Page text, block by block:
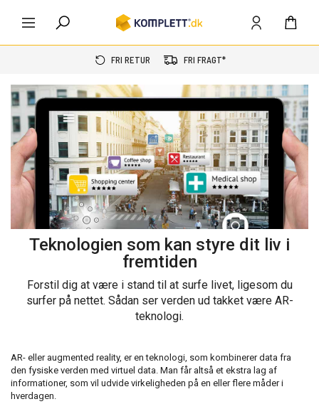
FRI RETUR FRI FRAGT*
Teknologien som kan styre dit liv i
fremtiden
Forstil dig at være i stand til at surfe livet, ligesom du
surfer på nettet. Sådan ser verden ud takket være AR-
teknologi.
AR- eller augmented reality, er en teknologi, som kombinerer data fra
den fysiske verden med virtuel data. Man får altså et ekstra lag af
informationer, som vil udvide virkeligheden på en eller flere måder i
hverdagen.